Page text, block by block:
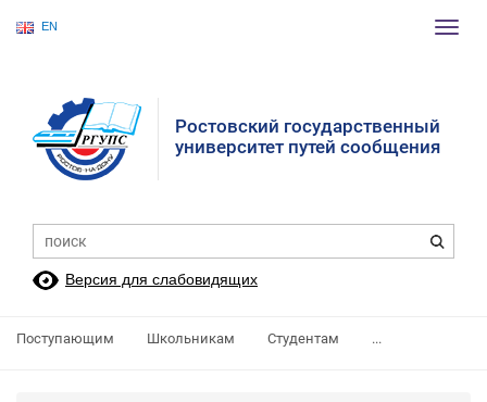
EN
Ростовский государственный
университет путей сообщения
Версия для слабовидящих
Поступающим Школьникам Студентам ...